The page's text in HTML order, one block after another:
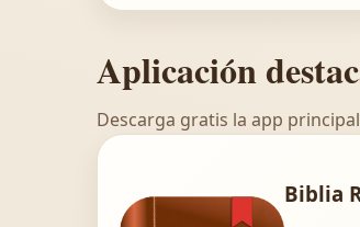
Aplicación
Descarga gratis la app
Biblia